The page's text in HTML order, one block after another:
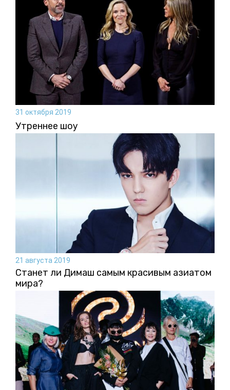
31 октября 2019
Утреннее шоу
21 августа 2019
Станет ли Димаш самым красивым азиатом
мира?